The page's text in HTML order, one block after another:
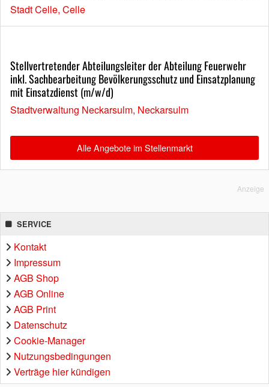
Stadt Celle, Celle
Stellvertretender Abteilungsleiter der Abteilung Feuerwehr
inkl. Sachbearbeitung Bevölkerungsschutz und Einsatzplanung
mit Einsatzdienst (m/w/d)
Stadtverwaltung Neckarsulm, Neckarsulm
Alle Angebote im Stellenmarkt
Anzeige
SERVICE
Kontakt
Impressum
AGB Shop
AGB Online
AGB Print
Datenschutz
Cookie-Manager
Nutzungsbedingungen
Verträge hier kündigen